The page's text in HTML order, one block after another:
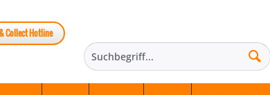
Collect Hotline